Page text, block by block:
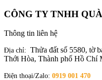
CÔNG TY TNHH
Thông tin liên hệ
Địa chỉ: Thửa đất số 5580, tờ
Thới Hòa, Thành phố Hồ Chí
Điện thoại/Zalo: 0919 001 470